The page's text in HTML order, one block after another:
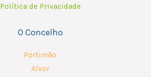
Política de Privacidade
O Concelho
Portimão
Alvor